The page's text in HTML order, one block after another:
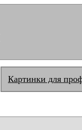
Картинки для